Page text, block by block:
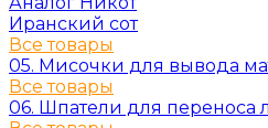
Иранский сот
Все товары
05. Мисочки для вывода
Все товары
06. Шпатели для переноса